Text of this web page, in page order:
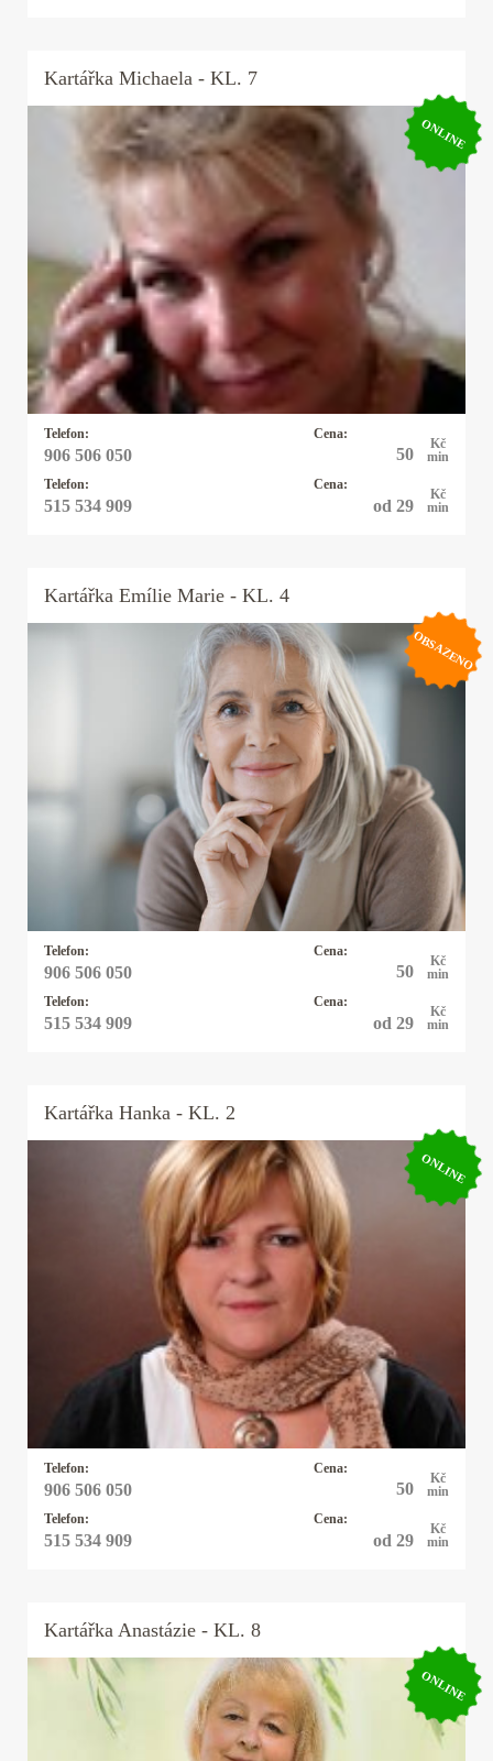
Kartářka Michaela - KL. 7
ONLINE
Telefon:
906 506 050
Cena:
50
Kč
min
Telefon:
515 534 909
Cena:
od 29
Kč
min
Kartářka Michaela
Pro své klienty je Michaela pojmem, neboť ví
ihned jádro problému a je velmi přesná, pokud
potřebujete rychlou, jasnou odpověď můžete
zvolit právě ji a budete překvapeni, co vše ví.
Kartářka Emílie Marie - KL. 4
OBSAZENO
Telefon:
906 506 050
Cena:
50
Kč
min
Telefon:
515 534 909
Cena:
od 29
Kč
min
Kartářka Emílie Marie
30 let praxe. Výklad karet, kyvadlo, virgule a
alternativní životní styly, znalosti předávané po
generace. Podíváme se možné věci budoucí v
každé životní oblasti. Vysoká preciznost.
Kartářka Hanka - KL. 2
ONLINE
Telefon:
906 506 050
Cena:
50
Kč
min
Telefon:
515 534 909
Cena:
od 29
Kč
min
Kartářka Hanka
Profesionální výklad karet, autorské výklady,
rozbor osobnosti a partnerských vztahů podle
data narození. Pomůžu vám uvědomit si svůj
potenciál. Dodám vám sílu a odvahu, abyste
mohli čelit překážkám a výzvám ve svém životě.
Kartářka Anastázie - KL. 8
ONLINE
Kartářka Anastázie